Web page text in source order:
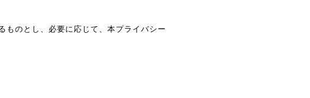
ものとし、必要に応じて、本プライバシー